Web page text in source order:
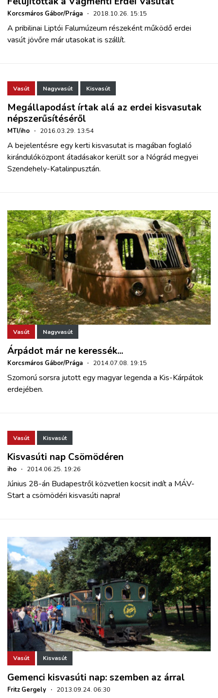
Korcsmáros Gábor/Prága · 2018.10.26. 15:15
A pribilinai Liptói Falumúzeum részeként működő erdei
vasút jövőre már utasokat is szállít.
Vasút Nagyvasút Kisvasút
Megállapodást írtak alá az erdei kisvasutak
népszerűsítéséről
MTI/iho · 2016.03.29. 13:54
A bejelentésre egy kerti kisvasutat is magában foglaló
kirándulóközpont átadásakor került sor a Nógrád megyei
Szendehely-Katalinpusztán.
Vasút Nagyvasút
Árpádot már ne keressék...
Korcsmáros Gábor/Prága · 2014.07.08. 19:15
Szomorú sorsra jutott egy magyar legenda a Kis-Kárpátok
erdejében.
Vasút Kisvasút
Kisvasúti nap Csömödéren
iho · 2014.06.25. 19:26
Június 28-án Budapestről közvetlen kocsit indít a MÁV-
Start a csömödéri kisvasúti napra!
Vasút Kisvasút
Gemenci kisvasúti nap: szemben az árral
Fritz Gergely · 2013.09.24. 06:30